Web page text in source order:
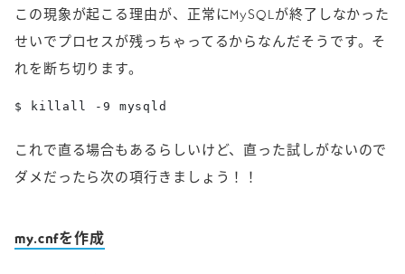
この現象が起こる理由が、正常にMySQLが終了しなかった
せいでプロセスが残っちゃってるからなんだそうです。そ
れを断ち切ります。
$ killall -9 mysqld
これで直る場合もあるらしいけど、直った試しがないので
ダメだったら次の項行きましょう！！
my.cnfを作成